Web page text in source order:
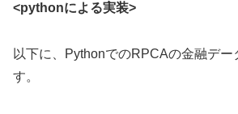
<pythonによる実装>
以下に、PythonでのRPCAの金融デ
す。